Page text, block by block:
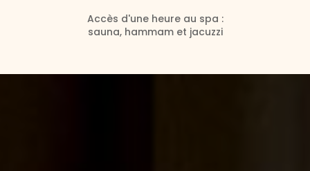
Accès d'une heure au spa :
sauna, hammam et jacuzzi